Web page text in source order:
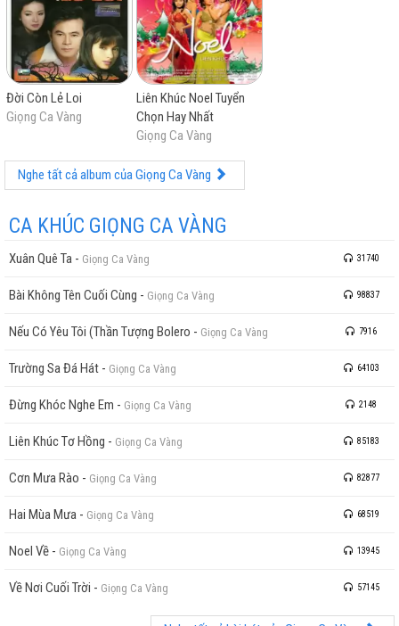
Đời Còn Lẻ Loi
Giọng Ca Vàng
Liên Khúc Noel Tuyển
Chọn Hay Nhất
Giọng Ca Vàng
Nghe tất cả album của Giọng Ca Vàng
CA KHÚC GIỌNG CA VÀNG
Xuân Quê Ta - Giọng Ca Vàng 31740
Bài Không Tên Cuối Cùng - Giọng Ca Vàng 98837
Nếu Có Yêu Tôi (Thần Tượng Bolero - Giọng Ca Vàng 7916
Trường Sa Đá Hát - Giọng Ca Vàng 64103
Đừng Khóc Nghe Em - Giọng Ca Vàng 2148
Liên Khúc Tơ Hồng - Giọng Ca Vàng 85183
Cơn Mưa Rào - Giọng Ca Vàng 82877
Hai Mùa Mưa - Giọng Ca Vàng 68519
Noel Về - Giọng Ca Vàng 13945
Về Nơi Cuối Trời - Giọng Ca Vàng 57145